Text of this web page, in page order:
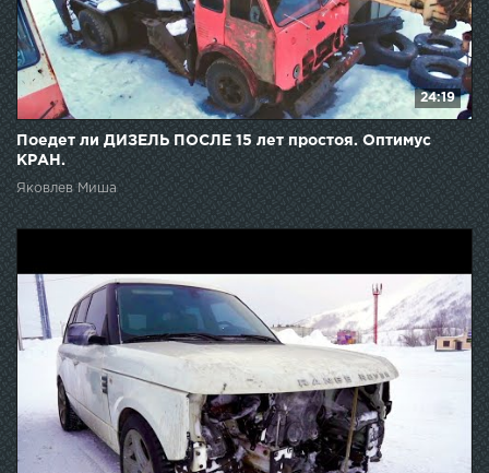
24:19
Поедет ли ДИЗЕЛЬ ПОСЛЕ 15 лет простоя. Оптимус
КРАН.
Яковлев Миша